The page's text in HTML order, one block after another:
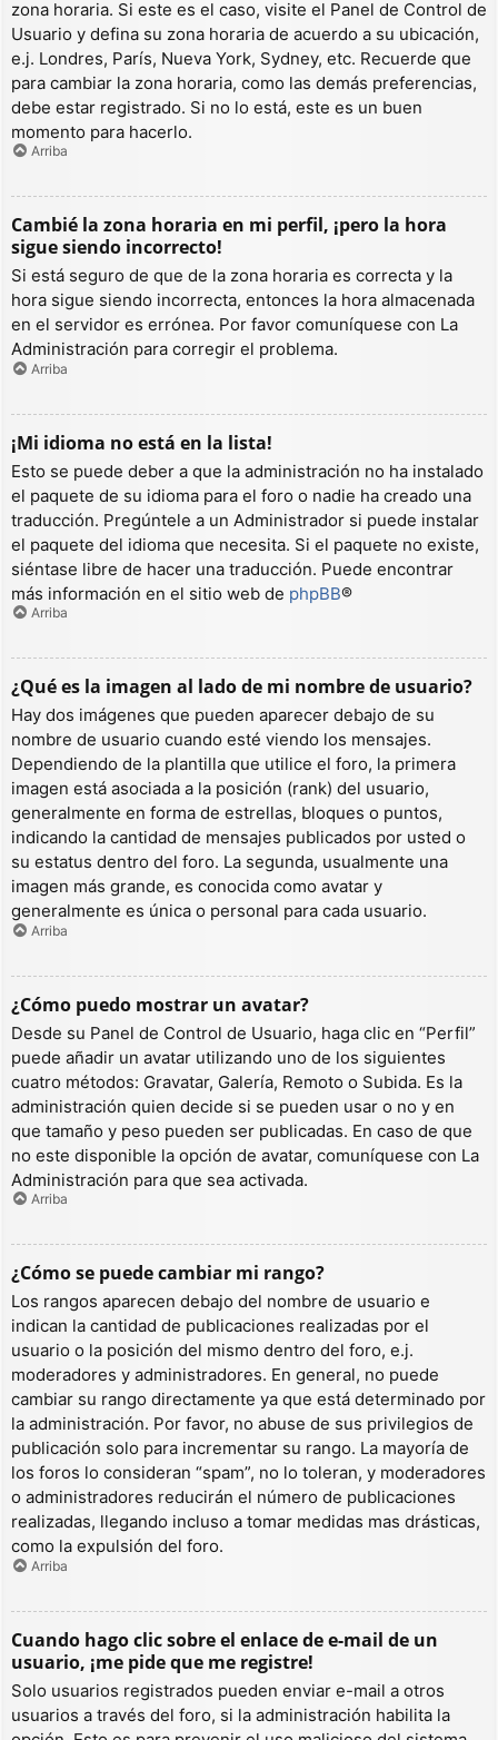
zona horaria. Si este es el caso, visite el Panel de Control de
Usuario y defina su zona horaria de acuerdo a su ubicación,
e.j. Londres, París, Nueva York, Sydney, etc. Recuerde que
para cambiar la zona horaria, como las demás preferencias,
debe estar registrado. Si no lo está, este es un buen
momento para hacerlo.
Arriba
Cambié la zona horaria en mi perfil, ¡pero la hora
sigue siendo incorrecto!
Si está seguro de que de la zona horaria es correcta y la
hora sigue siendo incorrecta, entonces la hora almacenada
en el servidor es errónea. Por favor comuníquese con La
Administración para corregir el problema.
Arriba
¡Mi idioma no está en la lista!
Esto se puede deber a que la administración no ha instalado
el paquete de su idioma para el foro o nadie ha creado una
traducción. Pregúntele a un Administrador si puede instalar
el paquete del idioma que necesita. Si el paquete no existe,
siéntase libre de hacer una traducción. Puede encontrar
más información en el sitio web de phpBB®
Arriba
¿Qué es la imagen al lado de mi nombre de usuario?
Hay dos imágenes que pueden aparecer debajo de su
nombre de usuario cuando esté viendo los mensajes.
Dependiendo de la plantilla que utilice el foro, la primera
imagen está asociada a la posición (rank) del usuario,
generalmente en forma de estrellas, bloques o puntos,
indicando la cantidad de mensajes publicados por usted o
su estatus dentro del foro. La segunda, usualmente una
imagen más grande, es conocida como avatar y
generalmente es única o personal para cada usuario.
Arriba
¿Cómo puedo mostrar un avatar?
Desde su Panel de Control de Usuario, haga clic en “Perfil”
puede añadir un avatar utilizando uno de los siguientes
cuatro métodos: Gravatar, Galería, Remoto o Subida. Es la
administración quien decide si se pueden usar o no y en
que tamaño y peso pueden ser publicadas. En caso de que
no este disponible la opción de avatar, comuníquese con La
Administración para que sea activada.
Arriba
¿Cómo se puede cambiar mi rango?
Los rangos aparecen debajo del nombre de usuario e
indican la cantidad de publicaciones realizadas por el
usuario o la posición del mismo dentro del foro, e.j.
moderadores y administradores. En general, no puede
cambiar su rango directamente ya que está determinado por
la administración. Por favor, no abuse de sus privilegios de
publicación solo para incrementar su rango. La mayoría de
los foros lo consideran “spam”, no lo toleran, y moderadores
o administradores reducirán el número de publicaciones
realizadas, llegando incluso a tomar medidas mas drásticas,
como la expulsión del foro.
Arriba
Cuando hago clic sobre el enlace de e-mail de un
usuario, ¡me pide que me registre!
Solo usuarios registrados pueden enviar e-mail a otros
usuarios a través del foro, si la administración habilita la